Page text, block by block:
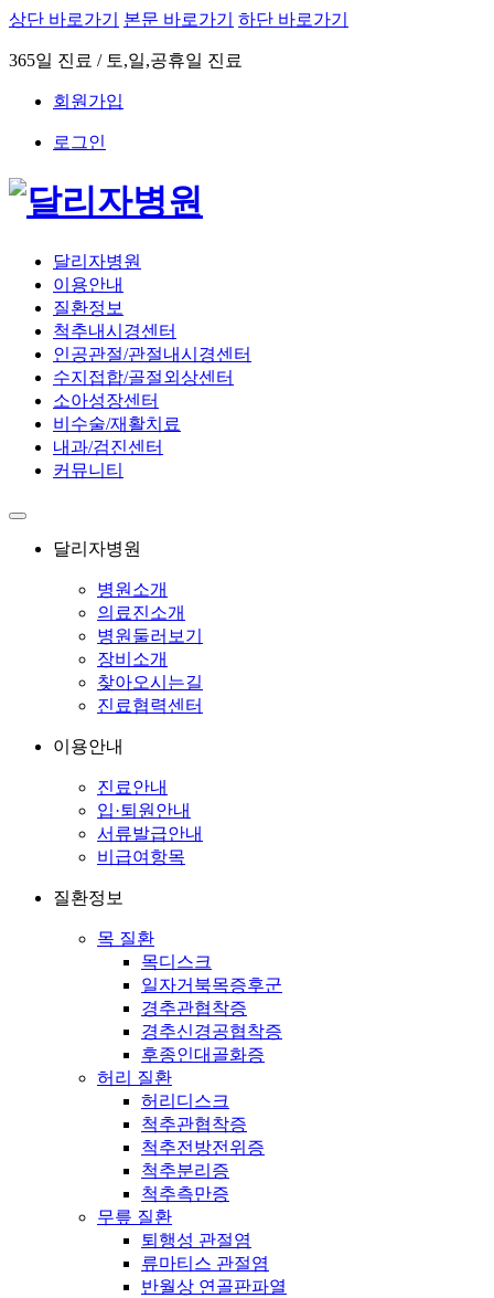
상단 바로가기 본문 바로가기 하단 바로가기
365일 진료 / 토,일,공휴일 진료
회원가입
로그인
달리자병원
이용안내
질환정보
척추내시경센터
인공관절/관절내시경센터
수지접합/골절외상센터
소아성장센터
비수술/재활치료
내과/검진센터
커뮤니티
달리자병원
병원소개
의료진소개
병원둘러보기
장비소개
찾아오시는길
진료협력센터
이용안내
진료안내
입·퇴원안내
서류발급안내
비급여항목
질환정보
목 질환
목디스크
일자거북목증후군
경추관협착증
경추신경공협착증
후종인대골화증
허리 질환
허리디스크
척추관협착증
척추전방전위증
척추분리증
척추측만증
무릎 질환
퇴행성 관절염
류마티스 관절염
반월상 연골판파열